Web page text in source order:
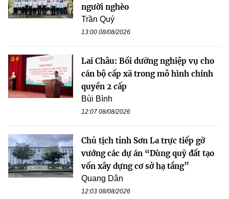
người nghèo
Trần Quý
13:00 08/08/2026
Lai Châu: Bồi dưỡng nghiệp vụ cho
cán bộ cấp xã trong mô hình chính
quyền 2 cấp
Bùi Bình
12:07 08/08/2026
Chủ tịch tỉnh Sơn La trực tiếp gỡ
vướng các dự án “Dùng quỹ đất tạo
vốn xây dựng cơ sở hạ tầng”
Quang Dân
12:03 08/08/2026